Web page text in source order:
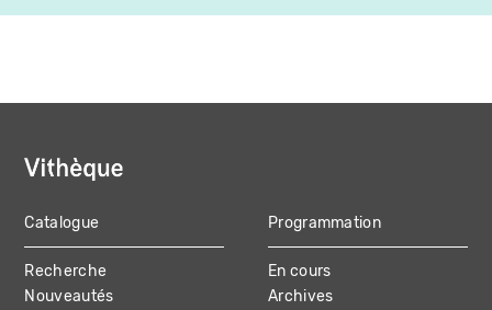
MAIN
NAVIGATION
Catalogue
Recherche
Nouveautés
Programmation
En cours
Archives